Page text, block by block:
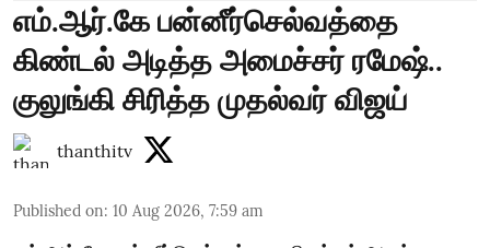
எம்.ஆர்.கே பன்னீர்செல்வத்தை
கிண்டல் அடித்த அமைச்சர் ரமேஷ்..
குலுங்கி சிரித்த முதல்வர் விஜய்
thanthitv
Published on: 10 Aug 2026, 7:59 am